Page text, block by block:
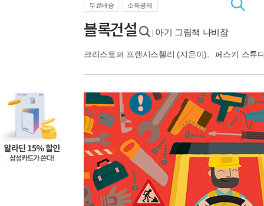
무료배송 소득공제
블록건설 아기 그림책 나비잠
크리스토퍼 프랜시스첼리 (지은이), 페스키 스튜